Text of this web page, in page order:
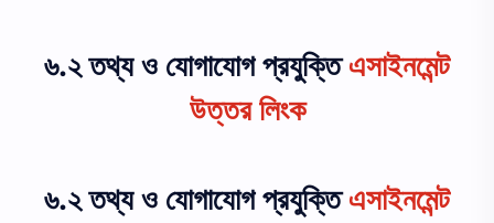
৬.২ তথ্য ও যোগাযোগ প্রযুক্তিএসাইনমেন্ট
উত্তর লিংক
৬.২ তথ্য ও যোগাযোগ প্রযুক্তিএসাইনমেন্ট